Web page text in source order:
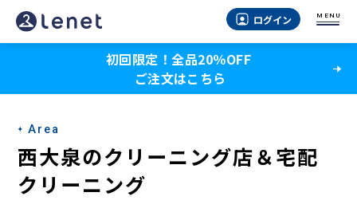
西
大
の
ク
リ
ー
ログイン MENU
初回限定！全品20％OFF
ご注文はこちら
Area
西大泉のクリーニング店＆宅配
クリーニング